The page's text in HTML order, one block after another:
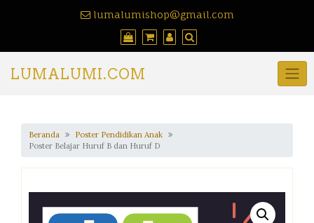
lumalumishop@gmail.com
LUMALUMI.COM
Beranda
Poster Pendidikan Anak
Poster Belajar Huruf B dan Huruf D